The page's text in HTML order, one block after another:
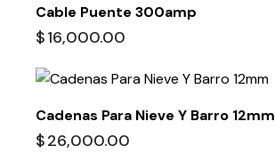
Cable Puente 300amp
$16,000.00
Cadenas Para Nieve Y Barro 12mm
$26,000.00